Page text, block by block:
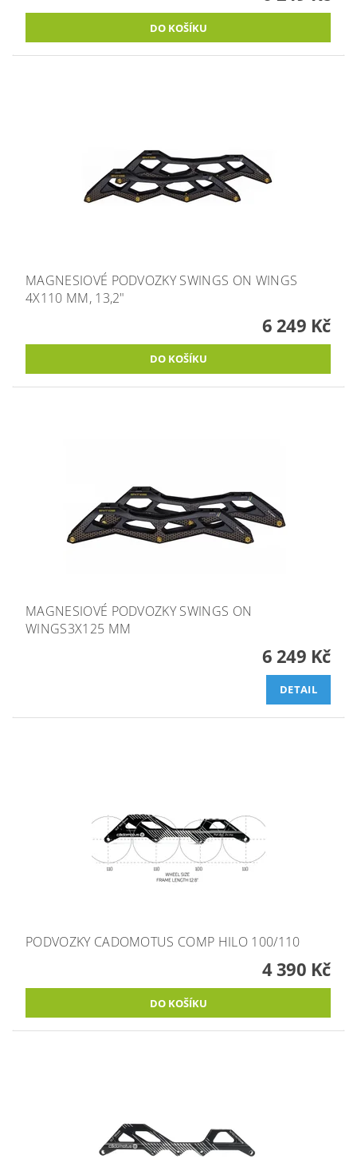
MAGNESIOVÉ PODVOZKY SWINGS ON WINGS
4X110 MM, 13,2"
6 249 Kč
MAGNESIOVÉ PODVOZKY SWINGS ON
WINGS3X125 MM
6 249 Kč
DETAIL
PODVOZKY CADOMOTUS COMP HILO 100/110
4 390 Kč